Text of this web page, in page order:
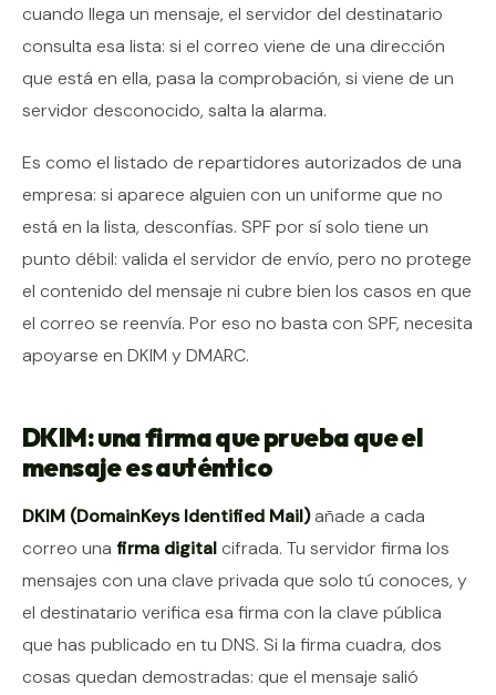
cuando llega un mensaje, el servidor del destinatario
consulta esa lista: si el correo viene de una dirección
que está en ella, pasa la comprobación, si viene de un
servidor desconocido, salta la alarma.
Es como el listado de repartidores autorizados de una
empresa: si aparece alguien con un uniforme que no
está en la lista, desconfías. SPF por sí solo tiene un
punto débil: valida el servidor de envío, pero no protege
el contenido del mensaje ni cubre bien los casos en que
el correo se reenvía. Por eso no basta con SPF, necesita
apoyarse en DKIM y DMARC.
DKIM: una firma que prueba que el
mensaje es auténtico
DKIM (DomainKeys Identified Mail)añade a cada
correo una firma digital cifrada. Tu servidor firma los
mensajes con una clave privada que solo tú conoces, y
el destinatario verifica esa firma con la clave pública
que has publicado en tu DNS. Si la firma cuadra, dos
cosas quedan demostradas: que el mensaje salió